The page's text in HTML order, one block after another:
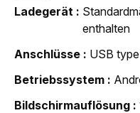
Ladegerät
enthalten
Anschlüsse
USB
Betriebssystem
Bildschirmauflösung